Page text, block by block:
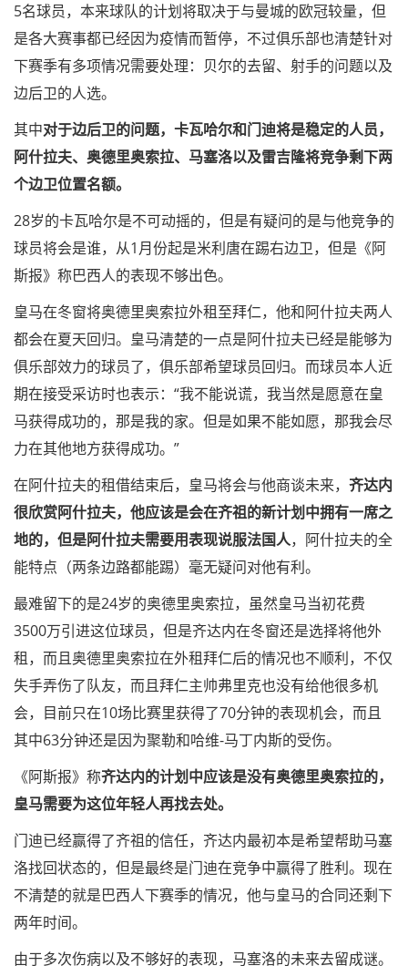
5名球员，本来球队的计划将取决于与曼城的欧冠较量，但
是各大赛事都已经因为疫情而暂停，不过俱乐部也清楚针对
下赛季有多项情况需要处理：贝尔的去留、射手的问题以及
边后卫的人选。
其中对于边后卫的问题，卡瓦哈尔和门迪将是稳定的人员，
阿什拉夫、奥德里奥索拉、马塞洛以及雷吉隆将竞争剩下两
个边卫位置名额。
28岁的卡瓦哈尔是不可动摇的，但是有疑问的是与他竞争的
球员将会是谁，从1月份起是米利唐在踢右边卫，但是《阿
斯报》称巴西人的表现不够出色。
皇马在冬窗将奥德里奥索拉外租至拜仁，他和阿什拉夫两人
都会在夏天回归。皇马清楚的一点是阿什拉夫已经是能够为
俱乐部效力的球员了，俱乐部希望球员回归。而球员本人近
期在接受采访时也表示：“我不能说谎，我当然是愿意在皇
马获得成功的，那是我的家。但是如果不能如愿，那我会尽
力在其他地方获得成功。”
在阿什拉夫的租借结束后，皇马将会与他商谈未来， 齐达内
很欣赏阿什拉夫，他应该是会在齐祖的新计划中拥有一席之
地的，但是阿什拉夫需要用表现说服法国人，阿什拉夫的全
能特点（两条边路都能踢）毫无疑问对他有利。
最难留下的是24岁的奥德里奥索拉，虽然皇马当初花费
3500万引进这位球员，但是齐达内在冬窗还是选择将他外
租，而且奥德里奥索拉在外租拜仁后的情况也不顺利，不仅
失手弄伤了队友，而且拜仁主帅弗里克也没有给他很多机
会，目前只在10场比赛里获得了70分钟的表现机会，而且
其中63分钟还是因为聚勒和哈维-马丁内斯的受伤。
《阿斯报》称齐达内的计划中应该是没有奥德里奥索拉的，
皇马需要为这位年轻人再找去处。
门迪已经赢得了齐祖的信任，齐达内最初本是希望帮助马塞
洛找回状态的，但是最终是门迪在竞争中赢得了胜利。现在
不清楚的就是巴西人下赛季的情况，他与皇马的合同还剩下
两年时间。
由于多次伤病以及不够好的表现，马塞洛的未来去留成谜。